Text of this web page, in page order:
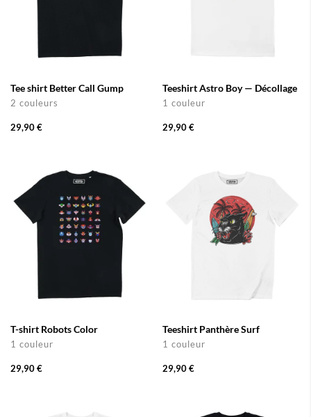
Tee shirt Better Call Gump
2 couleurs
29,90 €
Teeshirt Astro Boy — Décollage
1 couleur
29,90 €
T-shirt Robots Color
1 couleur
29,90 €
Teeshirt Panthère Surf
1 couleur
29,90 €